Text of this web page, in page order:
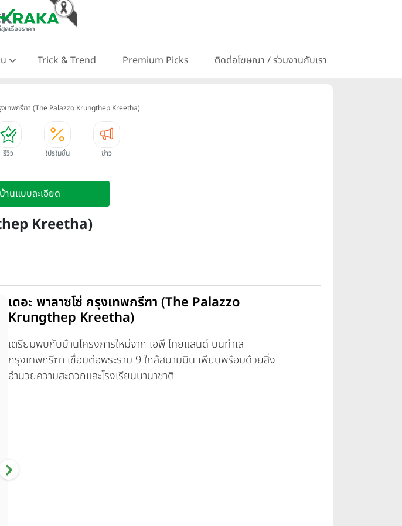
Trick & Trend Premium Picks ติดต่อโฆษณา / ร่วมงานกับเรา
งเทพกรีฑา (The Palazzo Krungthep Kreetha)
รีวิว โปรโมชั่น ข่าว
านแบบละเอียด
Kreetha)
เดอะ พาลาซโซ่ กรุงเทพกรีฑา (The Palazzo
Krungthep Kreetha)
เตรียมพบกับบ้านโครงการใหม่จาก เอพี ไทยแลนด์ บนทำเล
กรุงเทพกรีฑา เชื่อมต่อพระราม 9 ใกล้สนามบิน เพียบพร้อมด้วยสิ่ง
อำนวยความสะดวกและโรงเรียนนานาชาติ